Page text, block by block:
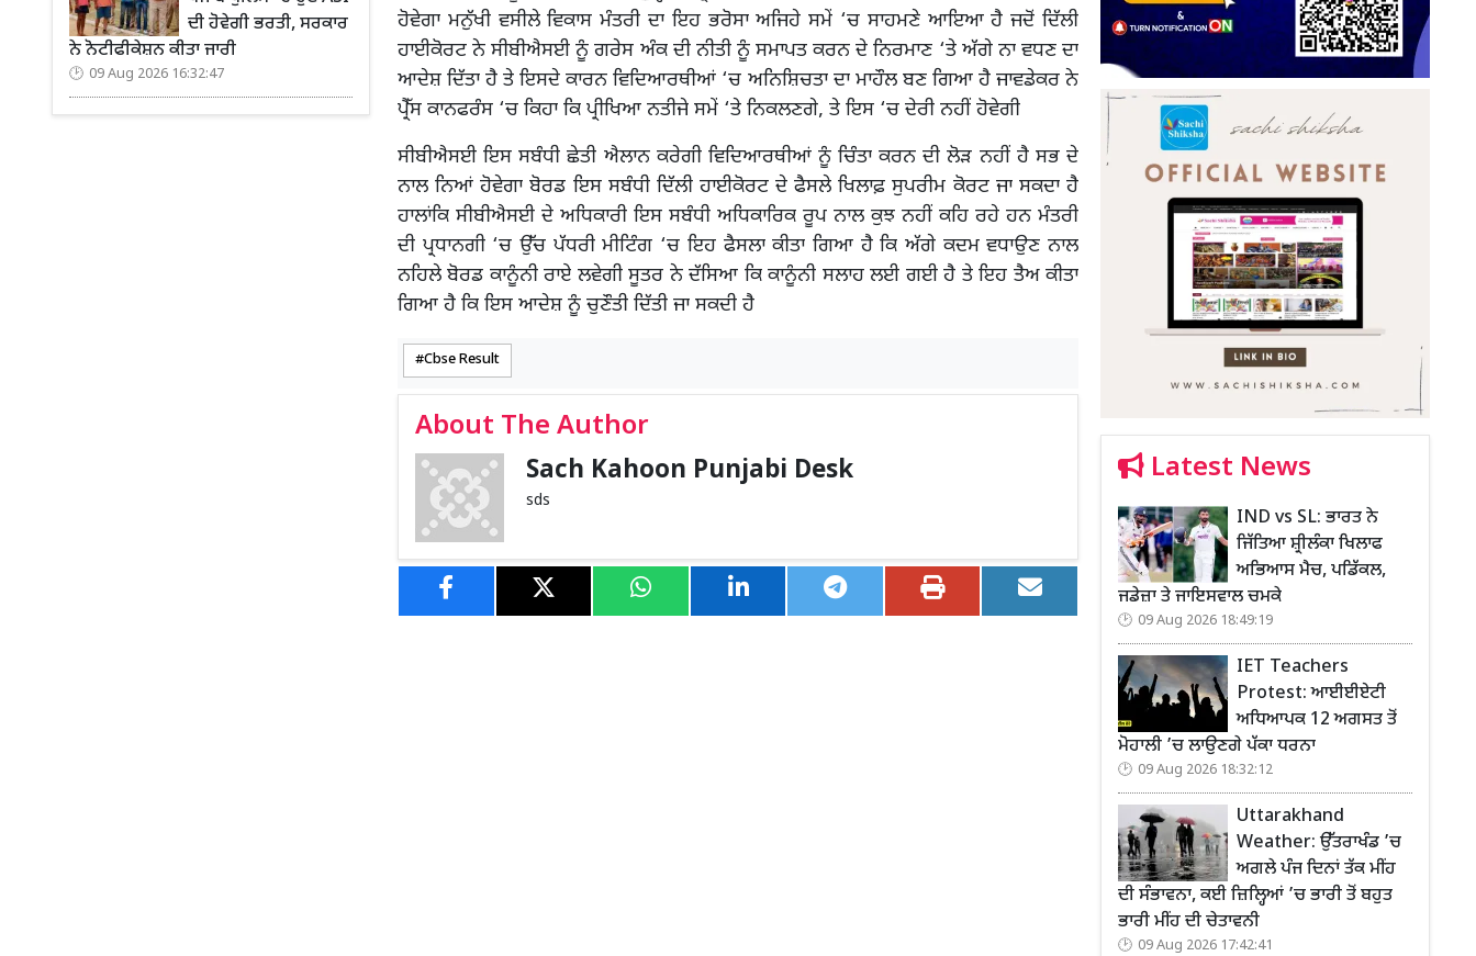
ਦੀ ਹੋਵੇਗੀ ਭਰਤੀ, ਸਰਕਾਰ
ਨੇ ਨੋਟੀਫੀਕੇਸ਼ਨ ਕੀਤਾ ਜਾਰੀ
09 Aug 2026 16:32:47
ਹੋਵੇਗਾ ਮਨੁੱਖੀ ਵਸੀਲੇ ਵਿਕਾਸ ਮੰਤਰੀ ਦਾ ਇਹ ਭਰੋਸਾ ਅਜਿਹੇ ਸਮੇਂ ‘ਚ ਸਾਹਮਣੇ ਆਇਆ ਹੈ ਜਦੋਂ ਦਿੱਲੀ
ਹਾਈਕੋਰਟ ਨੇ ਸੀਬੀਐਸਈ ਨੂੰ ਗਰੇਸ ਅੰਕ ਦੀ ਨੀਤੀ ਨੂੰ ਸਮਾਪਤ ਕਰਨ ਦੇ ਨਿਰਮਾਣ ‘ਤੇ ਅੱਗੇ ਨਾ ਵਧਣ ਦਾ
ਆਦੇਸ਼ ਦਿੱਤਾ ਹੈ ਤੇ ਇਸਦੇ ਕਾਰਨ ਵਿਦਿਆਰਥੀਆਂ ‘ਚ ਅਨਿਸ਼ਿਚਤਾ ਦਾ ਮਾਹੌਲ ਬਣ ਗਿਆ ਹੈ ਜਾਵਡੇਕਰ ਨੇ
ਪ੍ਰੈੱਸ ਕਾਨਫਰੰਸ ‘ਚ ਕਿਹਾ ਕਿ ਪ੍ਰੀਖਿਆ ਨਤੀਜੇ ਸਮੇਂ ‘ਤੇ ਨਿਕਲਣਗੇ, ਤੇ ਇਸ ‘ਚ ਦੇਰੀ ਨਹੀਂ ਹੋਵੇਗੀ
ਸੀਬੀਐਸਈ ਇਸ ਸਬੰਧੀ ਛੇਤੀ ਐਲਾਨ ਕਰੇਗੀ ਵਿਦਿਆਰਥੀਆਂ ਨੂੰ ਚਿੰਤਾ ਕਰਨ ਦੀ ਲੋੜ ਨਹੀਂ ਹੈ ਸਭ ਦੇ
ਨਾਲ ਨਿਆਂ ਹੋਵੇਗਾ ਬੋਰਡ ਇਸ ਸਬੰਧੀ ਦਿੱਲੀ ਹਾਈਕੋਰਟ ਦੇ ਫੈਸਲੇ ਖਿਲਾਫ਼ ਸੁਪਰੀਮ ਕੋਰਟ ਜਾ ਸਕਦਾ ਹੈ
ਹਾਲਾਂਕਿ ਸੀਬੀਐਸਈ ਦੇ ਅਧਿਕਾਰੀ ਇਸ ਸਬੰਧੀ ਅਧਿਕਾਰਿਕ ਰੂਪ ਨਾਲ ਕੁਝ ਨਹੀਂ ਕਹਿ ਰਹੇ ਹਨ ਮੰਤਰੀ
ਦੀ ਪ੍ਰਧਾਨਗੀ ‘ਚ ਉੱਚ ਪੱਧਰੀ ਮੀਟਿੰਗ ‘ਚ ਇਹ ਫੈਸਲਾ ਕੀਤਾ ਗਿਆ ਹੈ ਕਿ ਅੱਗੇ ਕਦਮ ਵਧਾਉਣ ਨਾਲ
ਨਹਿਲੇ ਬੋਰਡ ਕਾਨੂੰਨੀ ਰਾਏ ਲਵੇਗੀ ਸੂਤਰ ਨੇ ਦੱਸਿਆ ਕਿ ਕਾਨੂੰਨੀ ਸਲਾਹ ਲਈ ਗਈ ਹੈ ਤੇ ਇਹ ਤੈਅ ਕੀਤਾ
ਗਿਆ ਹੈ ਕਿ ਇਸ ਆਦੇਸ਼ ਨੂੰ ਚੁਣੌਤੀ ਦਿੱਤੀ ਜਾ ਸਕਦੀ ਹੈ
Cbse Result
About The Author
Sach Kahoon Punjabi Desk
sds
Latest News
IND vs SL: ਭਾਰਤ ਨੇ
ਜਿੱਤਿਆ ਸ਼੍ਰੀਲੰਕਾ ਖਿਲਾਫ
ਅਭਿਆਸ ਮੈਚ, ਪਡਿੱਕਲ,
ਜਡੇਜ਼ਾ ਤੇ ਜਾਇਸਵਾਲ ਚਮਕੇ
09 Aug 2026 18:49:19
IET Teachers
Protest: ਆਈਈਏਟੀ
ਅਧਿਆਪਕ 12 ਅਗਸਤ ਤੋਂ
ਮੋਹਾਲੀ ’ਚ ਲਾਉਣਗੇ ਪੱਕਾ ਧਰਨਾ
09 Aug 2026 18:32:12
Uttarakhand
Weather: ਉੱਤਰਾਖੰਡ ’ਚ
ਅਗਲੇ ਪੰਜ ਦਿਨਾਂ ਤੱਕ ਮੀਂਹ
ਦੀ ਸੰਭਾਵਨਾ, ਕਈ ਜ਼ਿਲ੍ਹਿਆਂ ’ਚ ਭਾਰੀ ਤੋਂ ਬਹੁਤ
ਭਾਰੀ ਮੀਂਹ ਦੀ ਚੇਤਾਵਨੀ
09 Aug 2026 17:42:41